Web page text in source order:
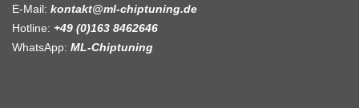
E-Mail: kontakt@ml-chiptuning.de
Hotline: +49 (0)163 8462646
WhatsApp: ML-Chiptuning